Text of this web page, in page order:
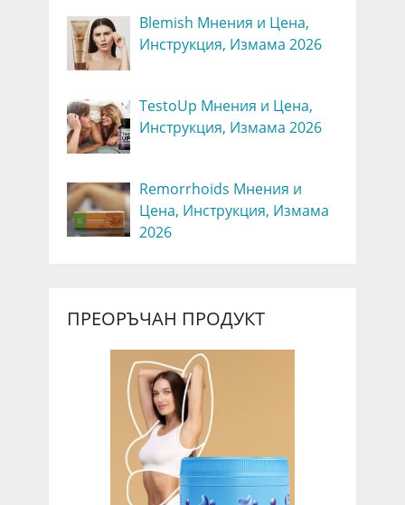
Blemish Мнения и Цена,
Инструкция, Измама 2026
TestoUp Мнения и Цена,
Инструкция, Измама 2026
Remorrhoids Мнения и
Цена, Инструкция, Измама
2026
ПРЕОРЪЧАН ПРОДУКТ